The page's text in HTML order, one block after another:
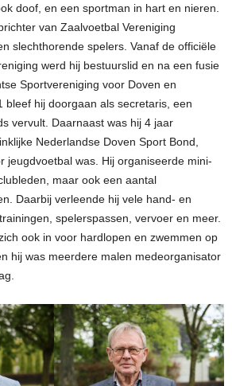
doof, en een sportman in hart en nieren.
van Zaalvoetbal Vereniging
slechthorende spelers. Vanaf de officiële
werd hij bestuurslid en na een fusie
Sportvereniging voor Doven en
bleef hij doorgaan als secretaris, een
vervult. Daarnaast was hij 4 jaar
Nederlandse Doven Sport Bond,
jeugdvoetbal was. Hij organiseerde mini-
maar ook een aantal
Daarbij verleende hij vele hand- en
spelerspassen, vervoer en meer.
ook in voor hardlopen en zwemmen op
hij was meerdere malen medeorganisator